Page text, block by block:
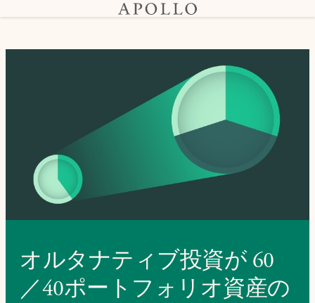
オルタナティブ投資が 60
／40ポートフォリオ資産の